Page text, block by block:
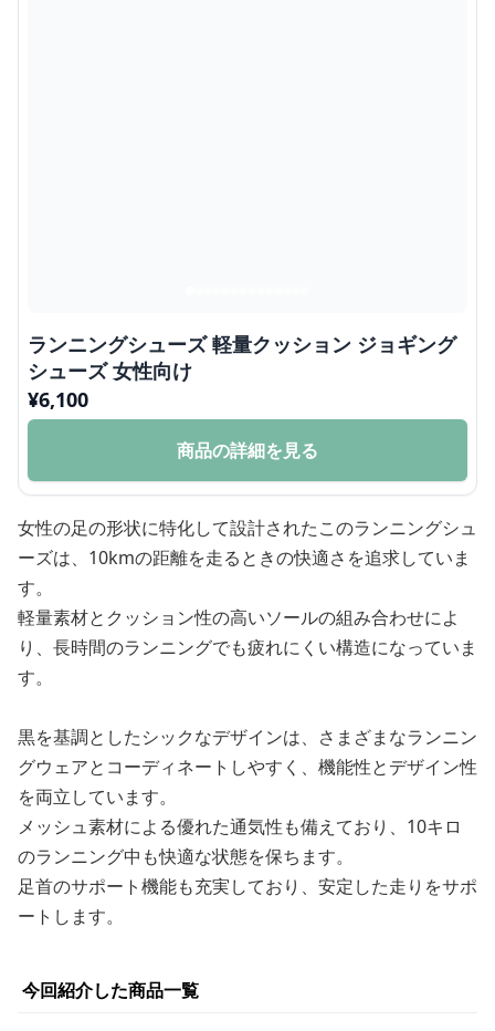
ランニングシューズ 軽量クッション ジョギング
シューズ 女性向け
¥6,100
商品の詳細を見る
女性の足の形状に特化して設計されたこのランニングシュ
ーズは、10kmの距離を走るときの快適さを追求していま
す。
軽量素材とクッション性の高いソールの組み合わせによ
り、長時間のランニングでも疲れにくい構造になっていま
す。
黒を基調としたシックなデザインは、さまざまなランニン
グウェアとコーディネートしやすく、機能性とデザイン性
を両立しています。
メッシュ素材による優れた通気性も備えており、10キロ
のランニング中も快適な状態を保ちます。
足首のサポート機能も充実しており、安定した走りをサポ
ートします。
今回紹介した商品一覧